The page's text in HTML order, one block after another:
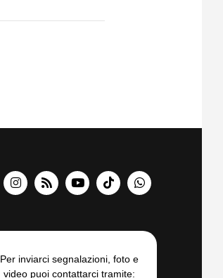
Per inviarci segnalazioni, foto e
video puoi contattarci tramite: